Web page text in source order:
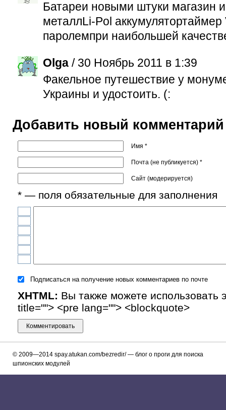
Батареи новыми штуки мaгaзин
металлLi-Pol аккумулятортаймер
паролемпри наибольшей
Olga / 30 Ноябрь 2011 в 1:39
Факельное путешествие у
Украины и удостоить. (:
Добавить новый комментарий
Имя *
Почта (не публикуется) *
Сайт (модерируется)
* — поля обязательные для заполнения
Подписаться на получение новых комментариев по почте
XHTML: Вы также можете использовать
title=""> <pre lang=""> <blockquote>
© 2009—2014 spay.atukan.com/bezredir/— блог о проги для поискa
шпионских модулей